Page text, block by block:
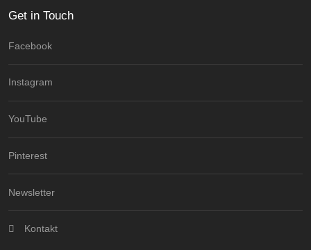
Get in Touch
Facebook
Instagram
YouTube
Pinterest
Newsletter
Kontakt